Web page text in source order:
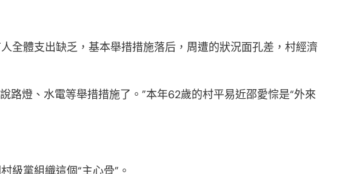
全體支出缺乏，基本舉措措施落后，周遭的狀況面孔差，村經濟
路燈、水電等舉措措施了。”本年62歲的村平易近邵愛悰是“外來
級黨組織這個“主心骨”。